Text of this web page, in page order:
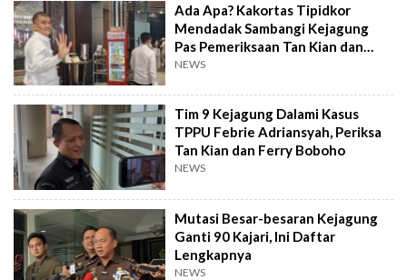
Ada Apa? Kakortas Tipidkor
Mendadak Sambangi Kejagung
Pas Pemeriksaan Tan Kian dan
Ferry Boboho
NEWS
Tim 9 Kejagung Dalami Kasus
TPPU Febrie Adriansyah, Periksa
Tan Kian dan Ferry Boboho
NEWS
Mutasi Besar-besaran Kejagung
Ganti 90 Kajari, Ini Daftar
Lengkapnya
NEWS